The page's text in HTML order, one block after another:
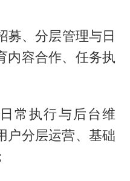
募、分层管理与日
内容合作、任务执
常执行与后台维
户分层运营、基础